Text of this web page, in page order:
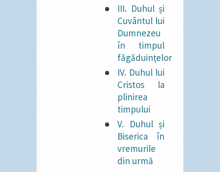
III. Duhul și
Cuvântul lui
Dumnezeu
în timpul
făgăduințelor
IV. Duhul lui
Cristos la
plinirea
timpului
V. Duhul și
Biserica în
vremurile
din urmă